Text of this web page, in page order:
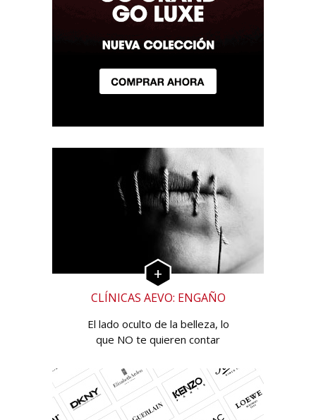
CLÍNICAS AEVO: ENGAÑO
El lado oculto de la belleza, lo
que NO te quieren contar